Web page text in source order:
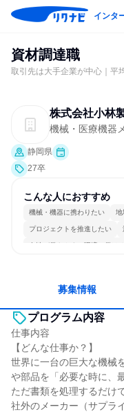
インタ
資材調達職
取引先は大手企業が中心｜平
株式会社小林
機械・医療機器
静岡県
27卒
こんな人におすすめ
機械・機器に携わりたい 地
プロジェクトを推進したい
女性が働きやすい環境で働ける
募集情報
プログラム内容
仕事内容
【どんな仕事か？】
世界に一台の巨大な機械
や部品を「必要な時に、
ただ書類を処理するだけ
社外のメーカー（サプラ